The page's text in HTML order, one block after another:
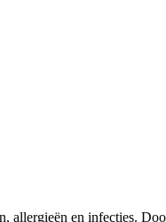
en infecties.